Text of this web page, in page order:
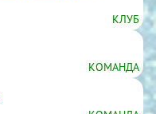
КЛУБ
КОМАНДА